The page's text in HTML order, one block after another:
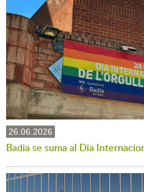
26.06.2026
Badia se suma al Dia